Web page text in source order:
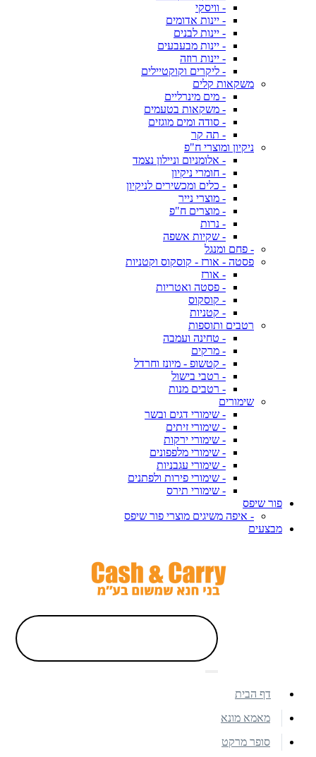
- וויסקי
- יינות אדומים
- יינות לבנים
- יינות מבעבעים
- יינות רוזה
- ליקרים וקוקטיילים
משקאות קלים
- מים מינרליים
- משקאות בטעמים
- סודה ומים מוגזים
- תה קר
ניקיון ומוצרי ח"פ
- אלומניום וניילון נצמד
- חומרי ניקיון
- כלים ומכשירים לניקיון
- מוצרי נייר
- מוצרים ח"פ
- נרות
- שקיות אשפה
- פחם ומנגל
פסטה - אורז - קוסקוס וקטניות
- אורז
- פסטה ואטריות
- קוסקוס
- קטניות
רטבים ותוספות
- טחינה ועמבה
- מרקים
- קטשופ - מיונז וחרדל
- רטבי בישול
- רטבים מנות
שימורים
- שימורי דגים ובשר
- שימורי זיתים
- שימורי ירקות
- שימורי מלפפונים
- שימורי עגבניות
- שימורי פירות ולפתנים
- שימורי תירס
פור שיפס
- איפה משיגים מוצרי פור שיפס
מבצעים
דף הבית
מאמא מונא
סופר מרקט